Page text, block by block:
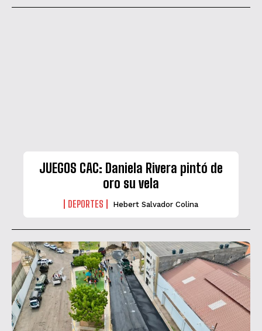
JUEGOS CAC: Daniela Rivera pintó de
oro su vela
DEPORTES Hebert Salvador Colina